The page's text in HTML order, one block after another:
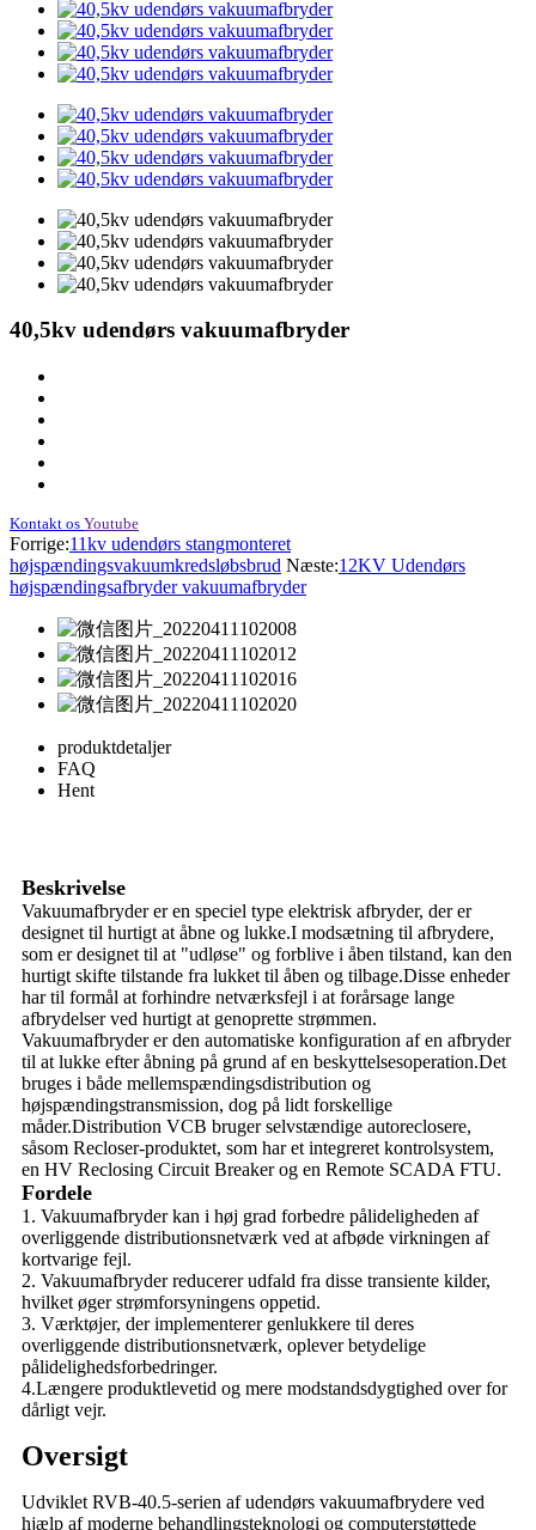
40,5kv udendørs vakuumafbryder
Kontakt os Youtube
Forrige:11kv udendørs stangmonteret
højspændingsvakuumkredsløbsbrud Næste:12KV Udendørs
højspændingsafbryder vakuumafbryder
produktdetaljer
FAQ
Hent
Beskrivelse
Vakuumafbryder er en speciel type elektrisk afbryder, der er
designet til hurtigt at åbne og lukke.I modsætning til afbrydere,
som er designet til at "udløse" og forblive i åben tilstand, kan den
hurtigt skifte tilstande fra lukket til åben og tilbage.Disse enheder
har til formål at forhindre netværksfejl i at forårsage lange
afbrydelser ved hurtigt at genoprette strømmen.
Vakuumafbryder er den automatiske konfiguration af en afbryder
til at lukke efter åbning på grund af en beskyttelsesoperation.Det
bruges i både mellemspændingsdistribution og
højspændingstransmission, dog på lidt forskellige
måder.Distribution VCB bruger selvstændige autoreclosere,
såsom Recloser-produktet, som har et integreret kontrolsystem,
en HV Reclosing Circuit Breaker og en Remote SCADA FTU.
Fordele
1. Vakuumafbryder kan i høj grad forbedre pålideligheden af ​​
overliggende distributionsnetværk ved at afbøde virkningen af ​​
kortvarige fejl.
2. Vakuumafbryder reducerer udfald fra disse transiente kilder,
hvilket øger strømforsyningens oppetid.
3. Værktøjer, der implementerer genlukkere til deres
overliggende distributionsnetværk, oplever betydelige
pålidelighedsforbedringer.
4.Længere produktlevetid og mere modstandsdygtighed over for
dårligt vejr.
Oversigt
Udviklet RVB-40.5-serien af ​​udendørs vakuumafbrydere ved
hjælp af moderne behandlingsteknologi og computerstøttede